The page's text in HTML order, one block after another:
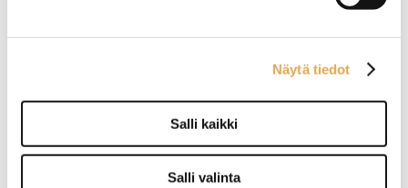
Näytä tiedot
Salli kaikki
Salli valinta